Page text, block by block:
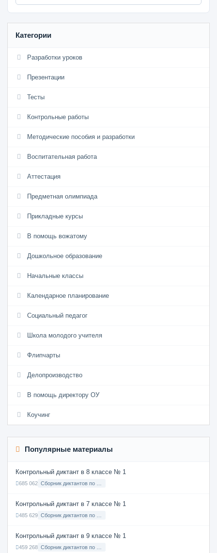
Категории
Разработки уроков
Презентации
Тесты
Контрольные работы
Методические пособия и разработки
Воспитательная работа
Аттестация
Предметная олимпиада
Прикладные курсы
В помощь вожатому
Дошкольное образование
Начальные классы
Календарное планирование
Социальный педагог
Школа молодого учителя
Флипчарты
Делопроизводство
В помощь директору ОУ
Коучинг
Популярные материалы
Контрольный диктант в 8 классе № 1
685 062
Контрольный диктант в 7 классе № 1
485 629
Контрольный диктант в 9 классе № 1
459 268